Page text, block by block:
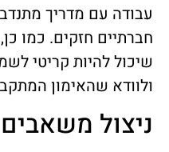
עבודה עם מדריך
חברתיים חזקים. כמו
שיכול להיות קריטי
ולוודא שהאימון
ניצול